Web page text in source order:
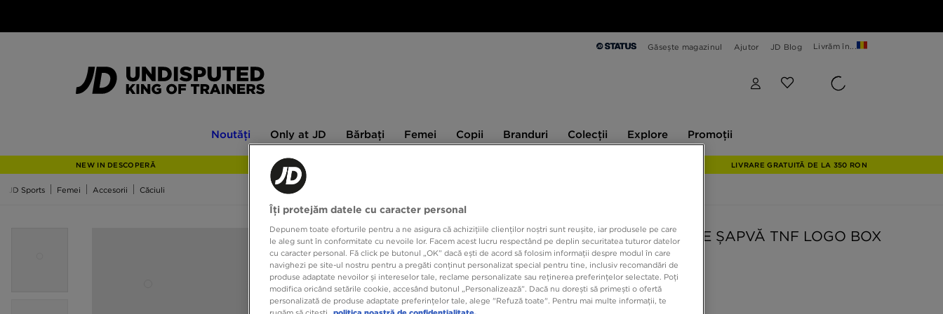
Găsește magazinul Ajutor JD Blog Livrăm în...
Noutăți
at
Only at JD Bărbați Femei Copii Branduri Colecții Explore Promoții
NEW IN DESCOPERĂ LIVRARE GRATUITĂ DE LA 350 RON
JD Sports Femei Accesorii Căciuli
THE NORTH FACE ȘAPVĂ TNF LOGO BOX
CUFFED BNE
169,99 RON
Îți protejăm datele cu caracter personal
Depunem toate eforturile pentru a ne asigura că achizițiile clienților noștri sunt reușite, iar produsele pe care
le aleg sunt în conformitate cu nevoile lor. Facem acest lucru respectând pe deplin securitatea tuturor datelor
cu caracter personal. Fă click pe butonul „OK” dacă ești de acord să folosim informații despre modul în care
navighezi pe site-ul nostru pentru a pregăti conținut personalizat special pentru tine, inclusiv recomandări de
produse adaptate nevoilor și intereselor tale, reclame personalizate sau reținerea preferințelor selectate. Poți
modifica oricând setările cookie, accesând butonul „Personalizează”. Dacă nu dorești să primești o ofertă
personalizată de produse adaptate preferințelor tale, alege "Refuză toate". Pentru mai multe informații, te